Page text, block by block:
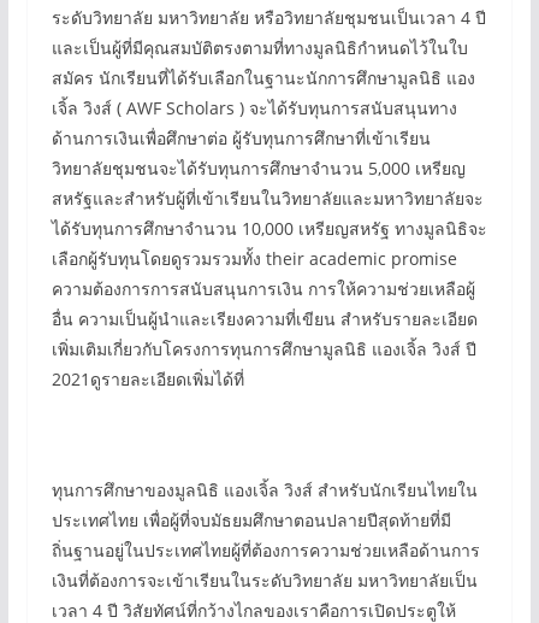
ระดับวิทยาลัย มหาวิทยาลัย หรือวิทยาลัยชุมชนเป็นเวลา 4 ปี
และเป็นผู้ที่มีคุณสมบัติตรงตามที่ทางมูลนิธิกำหนดไว้ในใบ
สมัคร นักเรียนที่ได้รับเลือกในฐานะนักการศึกษามูลนิธิ แอง
เจิ้ล วิงส์ ( AWF Scholars ) จะได้รับทุนการสนับสนุนทาง
ด้านการเงินเพื่อศึกษาต่อ ผู้รับทุนการศึกษาที่เข้าเรียน
วิทยาลัยชุมชนจะได้รับทุนการศึกษาจำนวน 5,000 เหรียญ
สหรัฐและสำหรับผู้ที่เข้าเรียนในวิทยาลัยและมหาวิทยาลัยจะ
ได้รับทุนการศึกษาจำนวน 10,000 เหรียญสหรัฐ ทางมูลนิธิจะ
เลือกผู้รับทุนโดยดูรวมรวมทั้ง their academic promise
ความต้องการการสนับสนุนการเงิน การให้ความช่วยเหลือผู้
อื่น ความเป็นผู้นำและเรียงความที่เขียน สำหรับรายละเอียด
เพิ่มเติมเกี่ยวกับโครงการทุนการศึกษามูลนิธิ แองเจิ้ล วิงส์ ปี
2021ดูรายละเอียดเพิ่มได้ที่
ทุนการศึกษาของมูลนิธิ แองเจิ้ล วิงส์ สำหรับนักเรียนไทยใน
ประเทศไทย เพื่อผู้ที่จบมัธยมศึกษาตอนปลายปีสุดท้ายที่มี
ถิ่นฐานอยู่ในประเทศไทยผู้ที่ต้องการความช่วยเหลือด้านการ
เงินที่ต้องการจะเข้าเรียนในระดับวิทยาลัย มหาวิทยาลัยเป็น
เวลา 4 ปี วิสัยทัศน์ที่กว้างไกลของเราคือการเปิดประตูให้